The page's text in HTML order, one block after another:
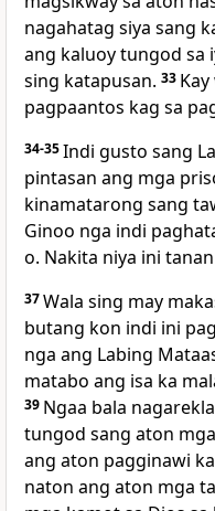
nagahatag siya sang
ang kaluoy tungod sa
sing katapusan. 33
pagpaantos kag sa
34-35Indi gusto sang
pintasan ang mga
kinamatarong sang
Ginoo nga indi
o. Nakita niya ini
37Wala sing may
butang kon indi ini
nga ang Labing
matabo ang isa ka
39 Ngaa bala
tungod sang aton
ang aton pagginawi
naton ang aton mga